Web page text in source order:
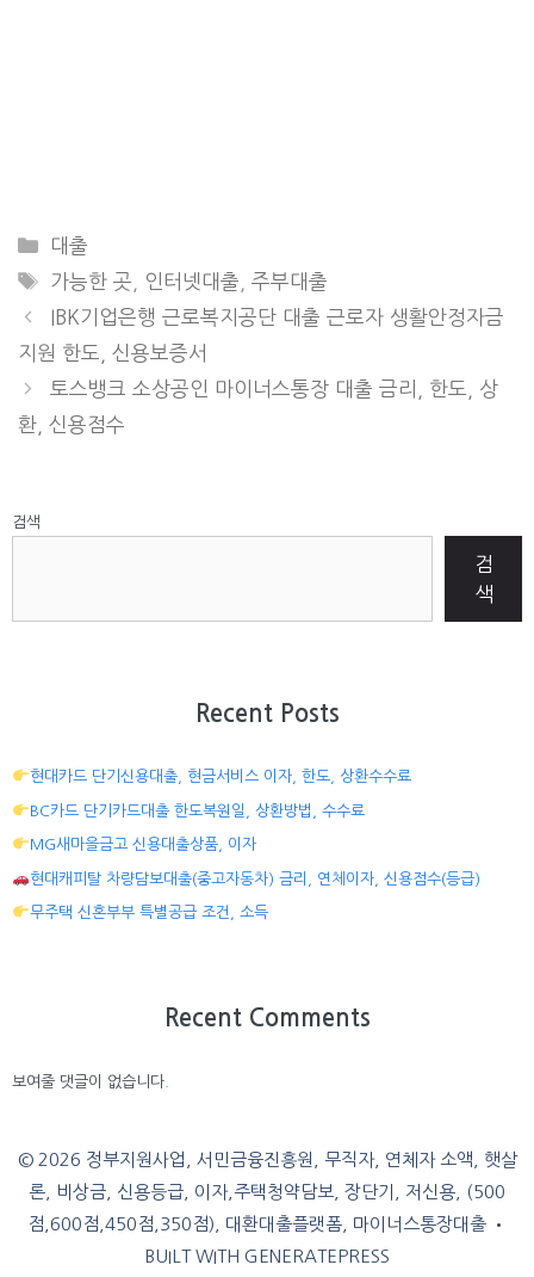
CATEGORIES
대출
TAGS
가능한 곳 인터넷대출 ,주부대출
IBK기업은행 근로복지공단 대출 근로자 생활안정자금
지원 한도, 신용보증서
토스뱅크 소상공인 마이너스통장 대출 금리, 한도, 상
환, 신용점수
검색
검
색
Recent Posts
현대카드 단기신용대출, 현금서비스 이자, 한도, 상환수수료
BC카드 단기카드대출 한도복원일, 상환방법, 수수료
MG새마을금고 신용대출상품, 이자
현대캐피탈 차량담보대출(중고자동차) 금리, 연체이자, 신용점수(등급)
무주택 신혼부부 특별공급 조건, 소득
Recent Comments
보여줄 댓글이 없습니다.
© 2026 정부지원사업, 서민금융진흥원, 무직자, 연체자 소액, 햇살
론, 비상금, 신용등급, 이자,주택청약담보, 장단기, 저신용, (500
점,600점,450점,350점), 대환대출플랫폼, 마이너스통장대출 •
BUILT WITH GENERATEPRESS